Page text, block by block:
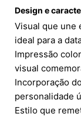
Design e
Visual que une
ideal para a
Impressão
visual
Incorporação
personalidade
Estilo que